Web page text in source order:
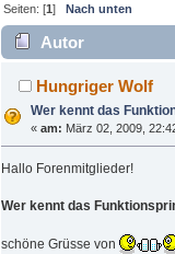
Seiten: [1]Nach unten
Autor
Funktionsprinzip
(Gelesen 6654 mal)
Hungriger Wolf
Wer kennt das
«am: März 02, 2009,
Hallo Forenmitglieder!
Wer kennt das
schöne Grüsse von